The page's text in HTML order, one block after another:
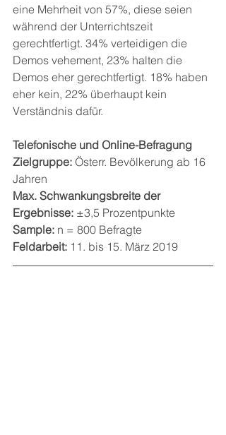
eine Mehrheit von 57%, diese seien
während der Unterrichtszeit
gerechtfertigt. 34% verteidigen die
Demos vehement, 23% halten die
Demos eher gerechtfertigt. 18% haben
eher kein, 22% überhaupt kein
Verständnis dafür.
Telefonische und Online-Befragung
Zielgruppe: Österr. Bevölkerung ab 16
Jahren
Max. Schwankungsbreite der
Ergebnisse: ±3,5 Prozentpunkte
Sample: n = 800 Befragte
Feldarbeit: 11. bis 15. März 2019